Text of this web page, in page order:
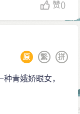
赞()
拼
繁
原
青娥娇眼女，